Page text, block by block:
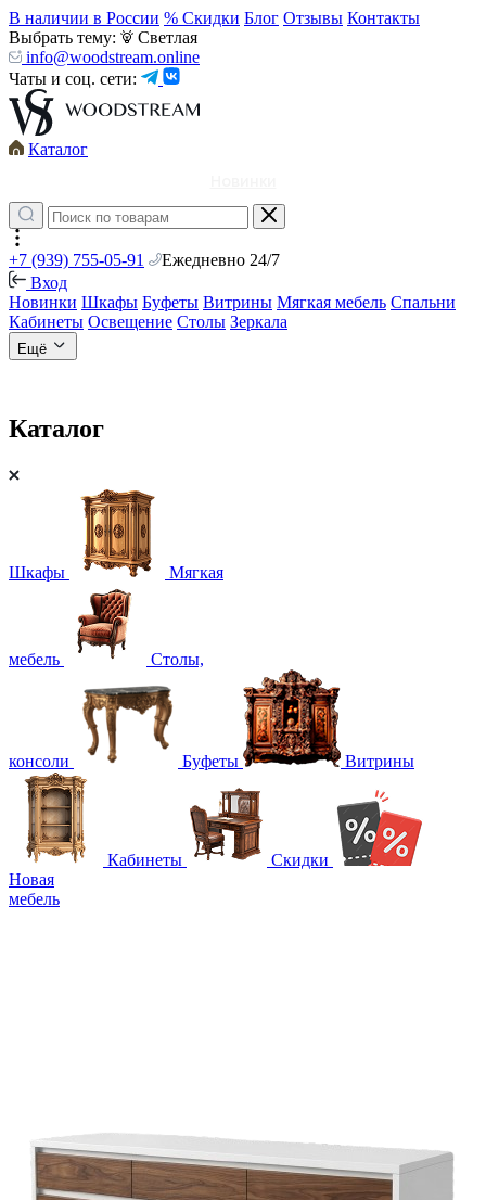
В наличии в России % Скидки Блог Отзывы Контакты
Выбрать тему:
Светлая
info@woodstream.online
Чаты и соц. сети:
Каталог
+7 (939) 755-05-91
Ежедневно 24/7
Вход
Новинки Шкафы Буфеты Витрины Мягкая мебель Спальни
Кабинеты Освещение Столы Зеркала
Ещё
Каталог
Шкафы Мягкая
мебель Столы,
консоли Буфеты Витрины
Кабинеты
Скидки
Новая
мебель